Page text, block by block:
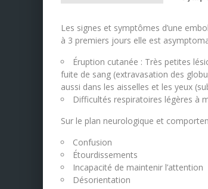
Les signes et symptômes d’une
à 3 premiers jours elle est
Éruption cutanée : Très petites
fuite de sang (extravasation des
aussi dans les aisselles et les yeux
Difficultés respiratoires légères à
Sur le plan neurologique et
Confusion
Étourdissements
Incapacité de maintenir l’attention
Désorientation